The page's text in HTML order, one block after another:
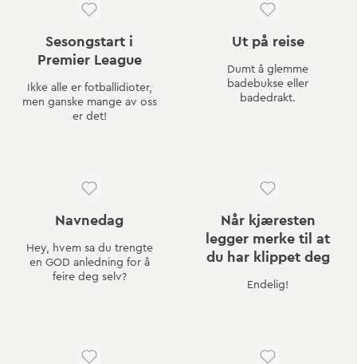
Sesongstart i
Premier League
Ikke alle er fotballidioter,
men ganske mange av oss
er det!
Ut på reise
Dumt å glemme
badebukse eller
badedrakt.
Navnedag
Hey, hvem sa du trengte
en GOD anledning for å
feire deg selv?
Når kjæresten
legger merke til at
du har klippet deg
Endelig!